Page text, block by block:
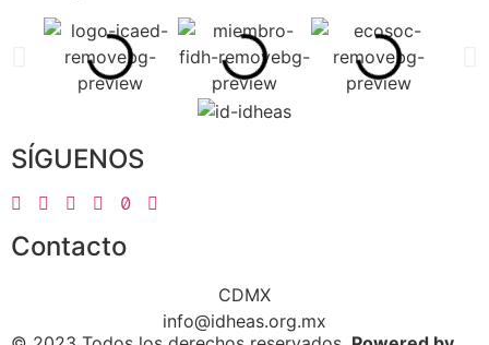
SÍGUENOS
Contacto
CDMX
info@idheas.org.mx